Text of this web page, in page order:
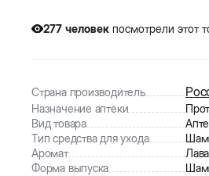
277 человек посмотрели этот
Страна производитель
Назначение аптеки
Вид товара
Тип средства для ухода
Аромат
Форма выпуска